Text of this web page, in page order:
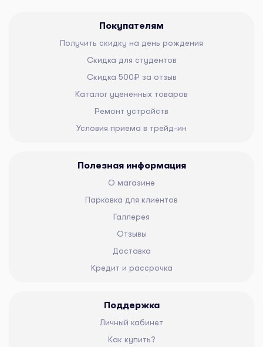
Покупателям
Получить скидку на день рождения
Скидка для студентов
Скидка 500₽ за отзыв
Каталог уцененных товаров
Ремонт устройств
Условия приема в трейд-ин
Полезная информация
О магазине
Парковка для клиентов
Галлерея
Отзывы
Доставка
Кредит и рассрочка
Поддержка
Личный кабинет
Как купить?